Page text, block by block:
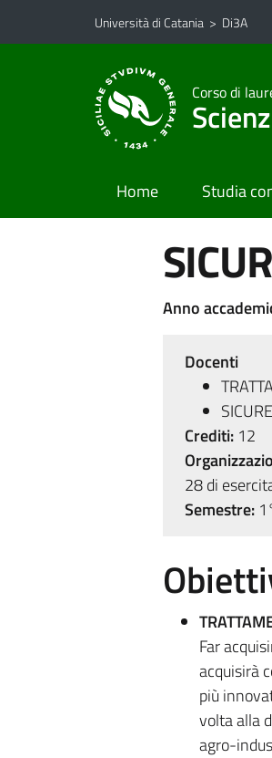
Vai al contenuto principale
Vai al menu di navigazione
Università di Catania > Di3A
Corso di
Home Studia
Anno
Docenti
Crediti:12
28 di
Semestre:
Far
acquisirà
più
volta alla
agro-